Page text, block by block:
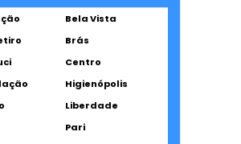
Bela Vista
Brás
Centro
Higienópolis
Liberdade
Pari